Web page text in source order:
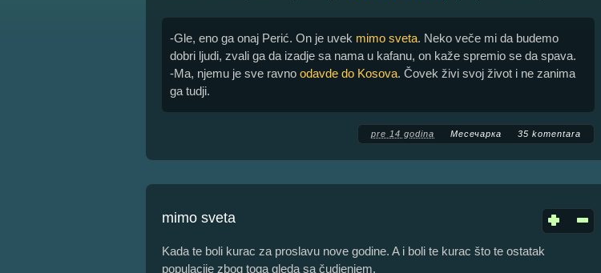
-Gle, eno ga onaj Perić. On je uvek mimo sveta. Neko veče mi da budemo
dobri ljudi, zvali ga da izadje sa nama u kafanu, on kaže spremio se da spava.
-Ma, njemu je sve ravno odavde do Kosova. Čovek živi svoj život i ne zanima
ga tudji.
pre 14 godina Месечарка 35 komentara
mimo sveta
Kada te boli kurac za proslavu nove godine. A i boli te kurac što te ostatak
populacije zbog toga gleda sa čudjenjem.